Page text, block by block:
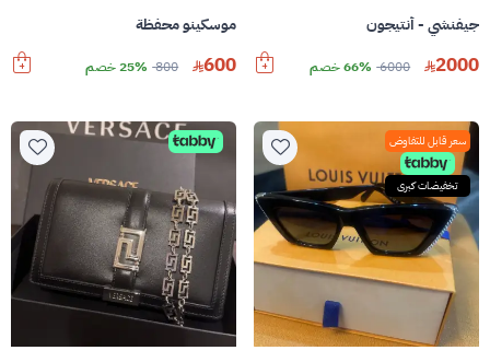
جيفنشي - أنتيجون
2000
6000 66% خصم
موسكينو محفظة
600
800 25% خصم
سعر قابل للتفاوض
تخفيضات كبرى